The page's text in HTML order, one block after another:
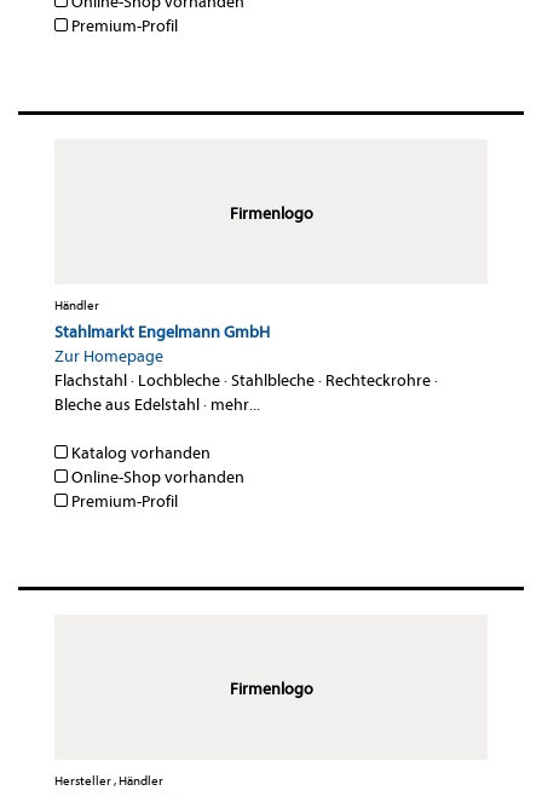
Premium-Profil
Firmenlogo
Händler
Stahlmarkt Engelmann GmbH
Zur Homepage
Flachstahl· Lochbleche·Stahlbleche· Rechteckrohre·
Bleche aus Edelstahl· mehr...
Katalog vorhanden
Online-Shop vorhanden
Premium-Profil
Firmenlogo
Hersteller , Händler